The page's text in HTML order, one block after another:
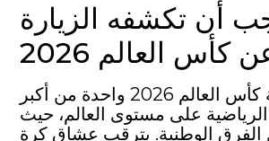
أن تكشفه الزيارة
كأس العالم 2026
تعتبر بطولة كأس العالم 2026 واحدة من أكبر
الرياضية على مستوى العالم، حيث
الوطنية. يترقب عشاق كرة